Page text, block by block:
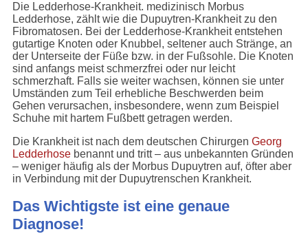
Die Ledderhose-Krankheit. medizinisch Morbus
Ledderhose, zählt wie die Dupuytren-Krankheit zu den
Fibromatosen. Bei der Ledderhose-Krankheit entstehen
gutartige Knoten oder Knubbel, seltener auch Stränge, an
der Unterseite der Füße bzw. in der Fußsohle. Die Knoten
sind anfangs meist schmerzfrei oder nur leicht
schmerzhaft. Falls sie weiter wachsen, können sie unter
Umständen zum Teil erhebliche Beschwerden beim
Gehen verursachen, insbesondere, wenn zum Beispiel
Schuhe mit hartem Fußbett getragen werden.
Die Krankheit ist nach dem deutschen Chirurgen Georg
Ledderhose benannt und tritt – aus unbekannten Gründen
– weniger häufig als der Morbus Dupuytren auf, öfter aber
in Verbindung mit der Dupuytrenschen Krankheit.
Das Wichtigste ist eine genaue
Diagnose!